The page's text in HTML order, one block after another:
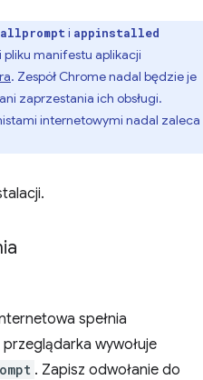
i appinstalled
pliku manifestu aplikacji
. Zespół Chrome nadal będzie je
zaprzestania ich obsługi.
internetowymi nadal zaleca
spełnia
przeglądarka wywołuje
. Zapisz odwołanie do